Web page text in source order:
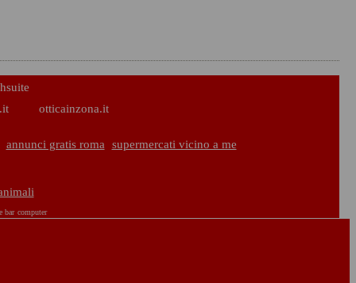
otticainzona.it
annunci gratis roma
supermercati vicino a me
bar computer